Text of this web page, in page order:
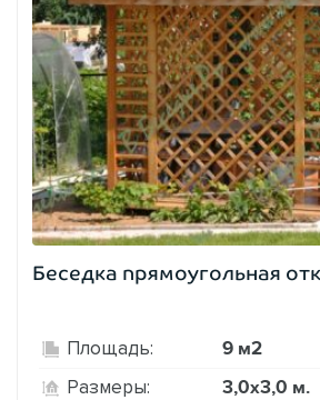
Беседка прямоугольная
Площадь: 9 м2
Размеры: 3,0х3,0 м.